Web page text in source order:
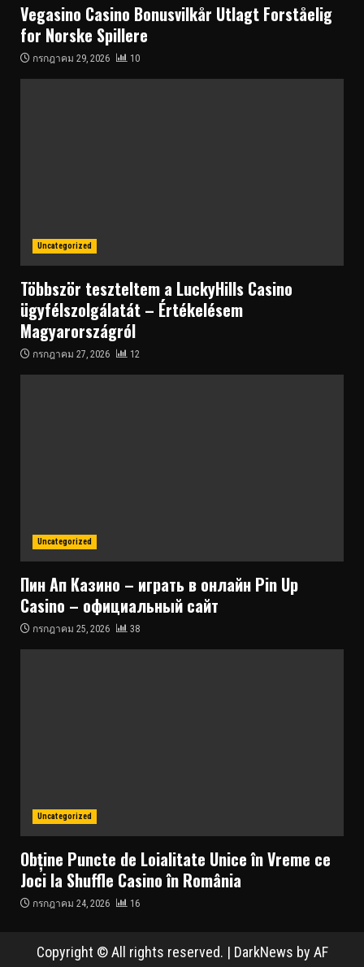
Vegasino Casino Bonusvilkår Utlagt Forståelig
for Norske Spillere
กรกฎาคม 29, 2026 10
Uncategorized
Többször teszteltem a LuckyHills Casino
ügyfélszolgálatát – Értékelésem
Magyarországról
กรกฎาคม 27, 2026 12
Uncategorized
Пин Ап Казино – играть в онлайн Pin Up
Casino – официальный сайт
กรกฎาคม 25, 2026 38
Uncategorized
Obține Puncte de Loialitate Unice în Vreme ce
Joci la Shuffle Casino în România
กรกฎาคม 24, 2026 16
Copyright © All rights reserved. | DarkNews by AF